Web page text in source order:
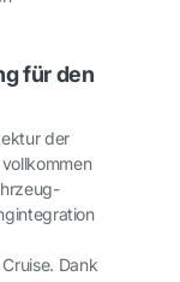
für den
der
Dank